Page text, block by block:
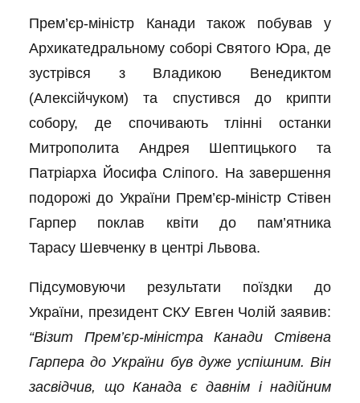
Прем’єр-міністр Канади також побував у
Архикатедральному соборі Святого Юра, де
зустрівся з Владикою Венедиктом
(Алексійчуком) та спустився до крипти
собору, де спочивають тлінні останки
Митрополита Андрея Шептицького та
Патріарха Йосифа Сліпого. На завершення
подорожі до України Прем’єр-міністр Стівен
Гарпер поклав квіти до пам’ятника
Тарасу Шевченку в центрі Львова.
Підсумовуючи результати поїздки до
України, президент СКУ Евген Чолій заявив:
“Візит Прем’єр-міністра Канади Стівена
Гарпера до України був дуже успішним. Він
засвідчив, що Канада є давнім і надійним